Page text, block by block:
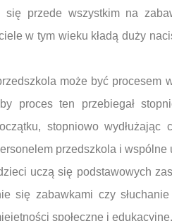
przede wszystkim na
w tym wieku kładą duży
może być procesem
proces ten przebiegał
stopniowo
przedszkola i wspólne
uczą się podstawowych
się zabawkami czy
społeczne i